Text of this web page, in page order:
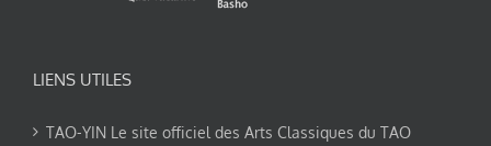
LIENS UTILES
TAO-YIN Le site officiel des Arts Classiques du TAO